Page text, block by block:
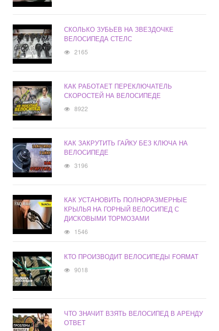
СКОЛЬКО ЗУБЬЕВ НА ЗВЕЗДОЧКЕ
ВЕЛОСИПЕДА СТЕЛС
2165
КАК РАБОТАЕТ ПЕРЕКЛЮЧАТЕЛЬ
СКОРОСТЕЙ НА ВЕЛОСИПЕДЕ
8922
КАК ЗАКРУТИТЬ ГАЙКУ БЕЗ КЛЮЧА НА
ВЕЛОСИПЕДЕ
3196
КАК УСТАНОВИТЬ ПОЛНОРАЗМЕРНЫЕ
КРЫЛЬЯ НА ГОРНЫЙ ВЕЛОСИПЕД С
ДИСКОВЫМИ ТОРМОЗАМИ
1546
КТО ПРОИЗВОДИТ ВЕЛОСИПЕДЫ FORMAT
9018
ЧТО ЗНАЧИТ ВЗЯТЬ ВЕЛОСИПЕД В АРЕНДУ
ОТВЕТ